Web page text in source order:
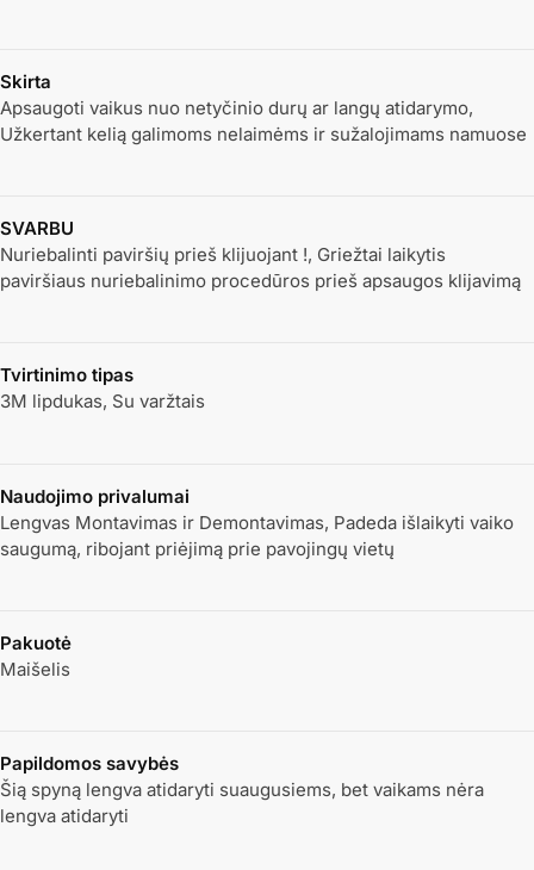
Skirta
Apsaugoti vaikus nuo netyčinio durų ar langų atidarymo,
Užkertant kelią galimoms nelaimėms ir sužalojimams namuose
SVARBU
Nuriebalinti paviršių prieš klijuojant !, Griežtai laikytis
paviršiaus nuriebalinimo procedūros prieš apsaugos klijavimą
Tvirtinimo tipas
3M lipdukas, Su varžtais
Naudojimo privalumai
Lengvas Montavimas ir Demontavimas, Padeda išlaikyti vaiko
saugumą, ribojant priėjimą prie pavojingų vietų
Pakuotė
Maišelis
Papildomos savybės
Šią spyną lengva atidaryti suaugusiems, bet vaikams nėra
lengva atidaryti